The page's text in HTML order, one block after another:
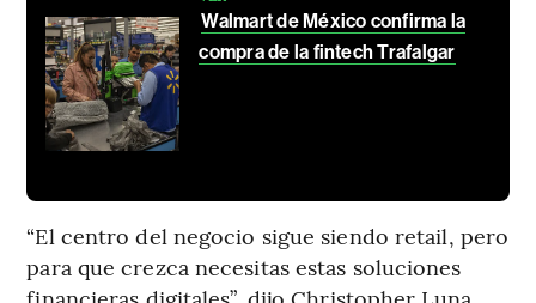
Walmart de México confirma la
compra de la fintech Trafalgar
“El centro del negocio sigue siendo retail, pero
para que crezca necesitas estas soluciones